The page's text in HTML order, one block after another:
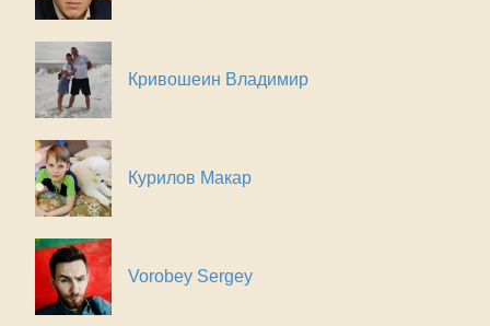
Кривошеин Владимир
Курилов Макар
Vorobey Sergey